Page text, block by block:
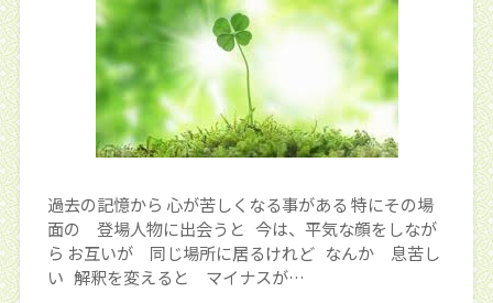
過去の記憶から 心が苦しくなる事がある 特にその場
面の 登場人物に出会うと 今は、平気な顔をしなが
ら お互いが 同じ場所に居るけれど なんか 息苦し
い 解釈を変えると マイナスが…